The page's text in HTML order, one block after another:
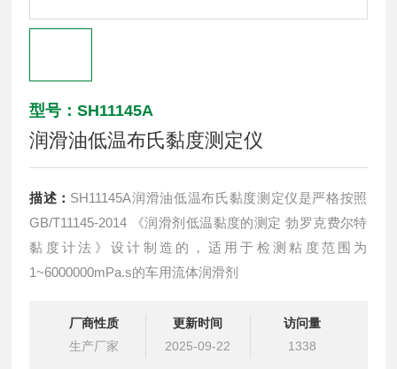
型号：SH11145A
润滑油低温布氏黏度测定仪
描述： SH11145A润滑油低温布氏黏度测定仪是严格按照
GB/T11145-2014 《润滑剂低温黏度的测定 勃罗克费尔特
黏度计法》设计制造的，适用于检测粘度范围为
1~6000000mPa.s的车用流体润滑剂
厂商性质
生产厂家
更新时间
2025-09-22
访问量
1338